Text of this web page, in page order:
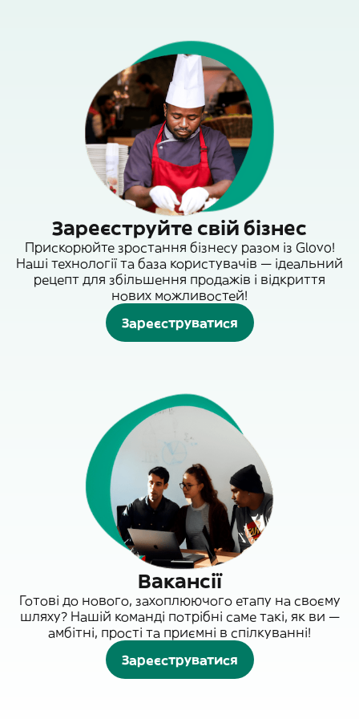
Зареєструйте свій бізнес
Прискорюйте зростання бізнесу разом із Glovo!
Наші технології та база користувачів — ідеальний
рецепт для збільшення продажів і відкриття
нових можливостей!
Зареєструватися
Вакансії
Готові до нового, захоплюючого етапу на своєму
шляху? Нашій команді потрібні саме такі, як ви —
амбітні, прості та приємні в спілкуванні!
Зареєструватися